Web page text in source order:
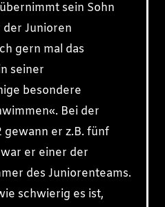
sein Sohn
der Junioren
gern mal das
seiner
besondere
Bei der
er z.B. fünf
er einer der
des Juniorenteams.
schwierig es ist,